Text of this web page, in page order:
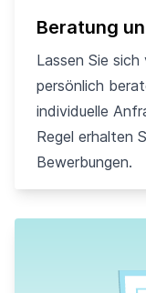
Beratung
Lassen Sie sich
persönlich
individuelle
Regel erhalten
Bewerbungen.